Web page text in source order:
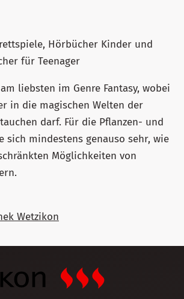
Hörbücher Kinder und
für Teenager
liebsten im Genre Fantasy, wobei
in die magischen Welten der
darf. Für die Pflanzen- und
sich mindestens genauso sehr, wie
Möglichkeiten von
Wetzikon